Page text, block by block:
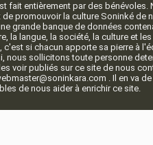
fait entièrement par des
promouvoir la culture Soninké de
grande banque de données
la langue, la société, la culture et
c'est si chacun apporte sa pierre à
nous sollicitons toute personne
voir publiés sur ce site de nous
. Il en va
de nous aider à enrichir ce site.